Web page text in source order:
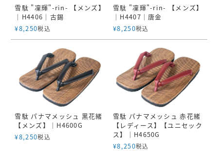
雪駄 "凜輝"-rin- 【メンズ】
｜H4406｜古錫
¥8,250税込
雪駄 "凜輝"-rin- 【メンズ】
｜H4407｜唐金
¥8,250税込
雪駄 パナマメッシュ 黒花緒
【メンズ】｜H4600G
¥8,250税込
雪駄 パナマメッシュ 赤花緒
【レディース】【ユニセック
ス】｜H4650G
¥8,250税込